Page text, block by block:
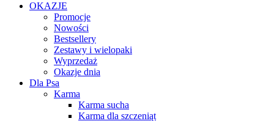
OKAZJE
Promocje
Nowości
Bestsellery
Zestawy i wielopaki
Wyprzedaż
Okazje dnia
Dla Psa
Karma
Karma sucha
Karma dla szczeniąt